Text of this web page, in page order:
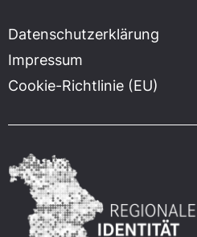
Datenschutzerklärung
Impressum
Cookie-Richtlinie (EU)